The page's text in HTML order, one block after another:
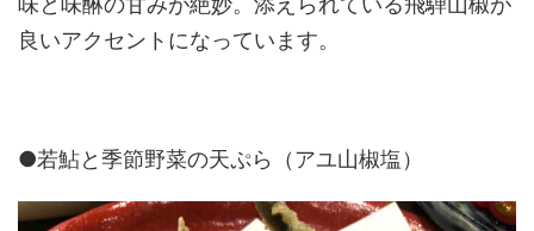
良いアクセントになっています。
●若鮎と季節野菜の天ぷら（アユ山椒塩）